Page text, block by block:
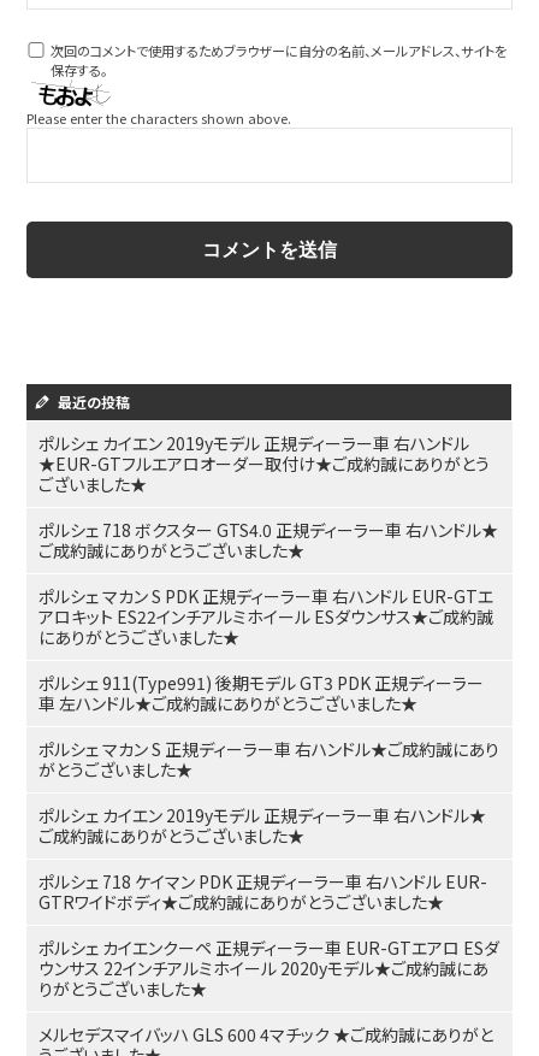
次回のコメントで使用するためブラウザーに自分の名前、メールアドレス、サイトを
保存する。
Please enter the characters shown above.
最近の投稿
ポルシェ カイエン 2019yモデル 正規ディーラー車 右ハンドル
★EUR-GTフルエアロオーダー取付け★ご成約誠にありがとう
ございました★
ポルシェ 718 ボクスター GTS4.0 正規ディーラー車 右ハンドル★
ご成約誠にありがとうございました★
ポルシェ マカン S PDK 正規ディーラー車 右ハンドル EUR-GTエ
アロキット ES22インチアルミホイール ESダウンサス★ご成約誠
にありがとうございました★
ポルシェ 911(Type991) 後期モデル GT3 PDK 正規ディーラー
車 左ハンドル★ご成約誠にありがとうございました★
ポルシェ マカン S 正規ディーラー車 右ハンドル★ご成約誠にあり
がとうございました★
ポルシェ カイエン 2019yモデル 正規ディーラー車 右ハンドル★
ご成約誠にありがとうございました★
ポルシェ 718 ケイマン PDK 正規ディーラー車 右ハンドル EUR-
GTRワイドボディ★ご成約誠にありがとうございました★
ポルシェ カイエンクーペ 正規ディーラー車 EUR-GTエアロ ESダ
ウンサス 22インチアルミホイール 2020yモデル★ご成約誠にあ
りがとうございました★
メルセデスマイバッハ GLS 600 4マチック ★ご成約誠にありがと